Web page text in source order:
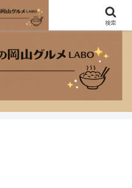
好きなnanoのグルメブログ！
検索